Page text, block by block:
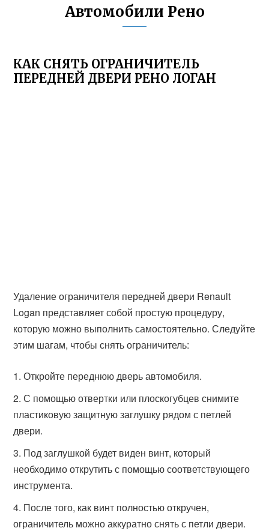
Автомобили Рено
КАК СНЯТЬ ОГРАНИЧИТЕЛЬ
ПЕРЕДНЕЙ ДВЕРИ РЕНО ЛОГАН
Удаление ограничителя передней двери Renault
Logan представляет собой простую процедуру,
которую можно выполнить самостоятельно. Следуйте
этим шагам, чтобы снять ограничитель:
Откройте переднюю дверь автомобиля.
С помощью отвертки или плоскогубцев снимите
пластиковую защитную заглушку рядом с петлей
двери.
Под заглушкой будет виден винт, который
необходимо открутить с помощью соответствующего
инструмента.
После того, как винт полностью откручен,
ограничитель можно аккуратно снять с петли двери.